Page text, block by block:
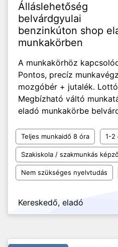
Álláslehetőség
belvárdgyulai
benzinkúton shop
munkakörben
A munkakörhöz
Pontos, precíz
mozgóbér + jutalék.
Megbízható váltó
eladó munkakörbe
Teljes munkaidő 8 óra 1-2
Szakiskola / szakmunkás képző
Nem szükséges nyelvtudás
Kereskedő, eladó